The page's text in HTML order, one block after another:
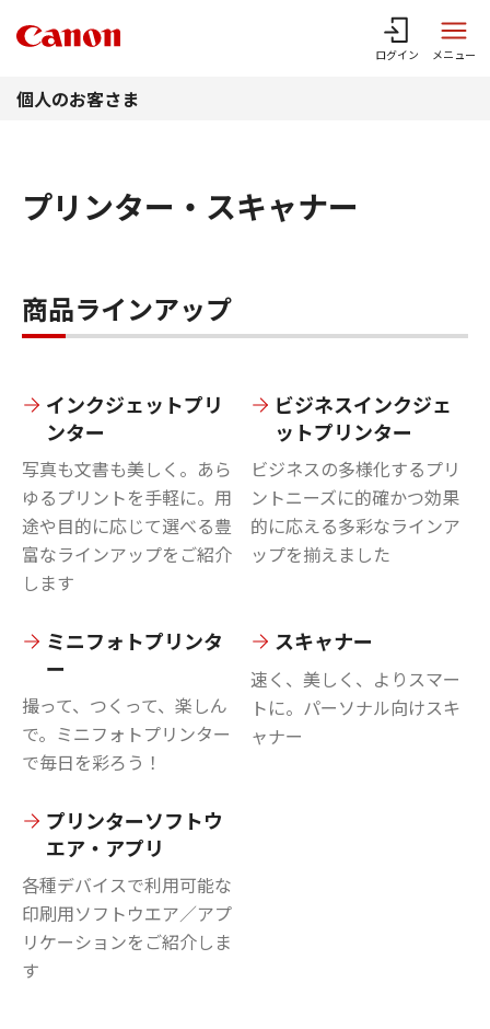
ログイン メニュー
個人のお客さま
プリンター・スキャナー
商品ラインアップ
インクジェットプリ
ンター
写真も文書も美しく。あら
ゆるプリントを手軽に。用
途や目的に応じて選べる豊
富なラインアップをご紹介
します
ビジネスインクジェ
ットプリンター
ビジネスの多様化するプリ
ントニーズに的確かつ効果
的に応える多彩なラインア
ップを揃えました
ミニフォトプリンタ
ー
撮って、つくって、楽しん
で。ミニフォトプリンター
で毎日を彩ろう！
スキャナー
速く、美しく、よりスマー
トに。パーソナル向けスキ
ャナー
プリンターソフトウ
エア・アプリ
各種デバイスで利用可能な
印刷用ソフトウエア／アプ
リケーションをご紹介しま
す